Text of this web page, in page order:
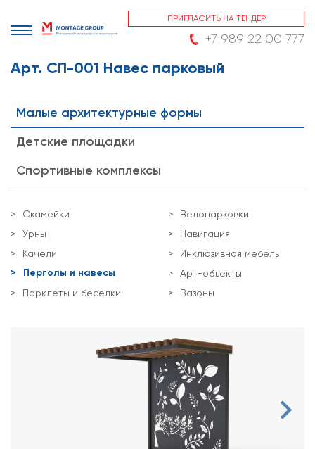
ПРИГЛАСИТЬ НА ТЕНДЕР
+7 989 22 00 777
Арт. СП-001 Навес парковый
Малые архитектурные формы
Детские площадки
Спортивные комплексы
Скамейки
Урны
Качели
Перголы и навесы
Парклеты и беседки
Велопарковки
Навигация
Инклюзивная мебель
Арт-объекты
Вазоны